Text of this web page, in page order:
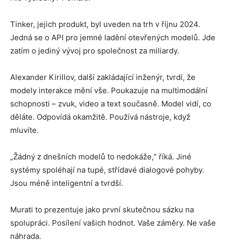
Tinker, jejich produkt, byl uveden na trh v říjnu 2024.
Jedná se o API pro jemné ladění otevřených modelů. Jde
zatím o jediný vývoj pro společnost za miliardy.
Alexander Kirillov, další zakládající inženýr, tvrdí, že
modely interakce mění vše. Poukazuje na multimodální
schopnosti – zvuk, video a text současně. Model vidí, co
děláte. Odpovídá okamžitě. Používá nástroje, když
mluvíte.
„Žádný z dnešních modelů to nedokáže,“ říká. Jiné
systémy spoléhají na tupé, střídavé dialogové pohyby.
Jsou méně inteligentní a tvrdší.
Murati to prezentuje jako první skutečnou sázku na
spolupráci. Posílení vašich hodnot. Vaše záměry. Ne vaše
náhrada.